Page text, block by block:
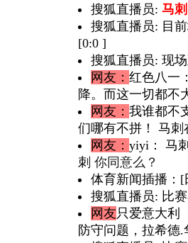
搜狐直播员: 马
搜狐直播员: 目
[0:0 ]
搜狐直播员: 现
网友： 红色八一
降。而这一切都不
网友： 我谁都不
们哪有不拼！ 马
网友： yiyi ： 马
刺 你同意么？
体育新闻插播：[
搜狐直播员: 比
网友只爱意大利
防守问题，拉希德